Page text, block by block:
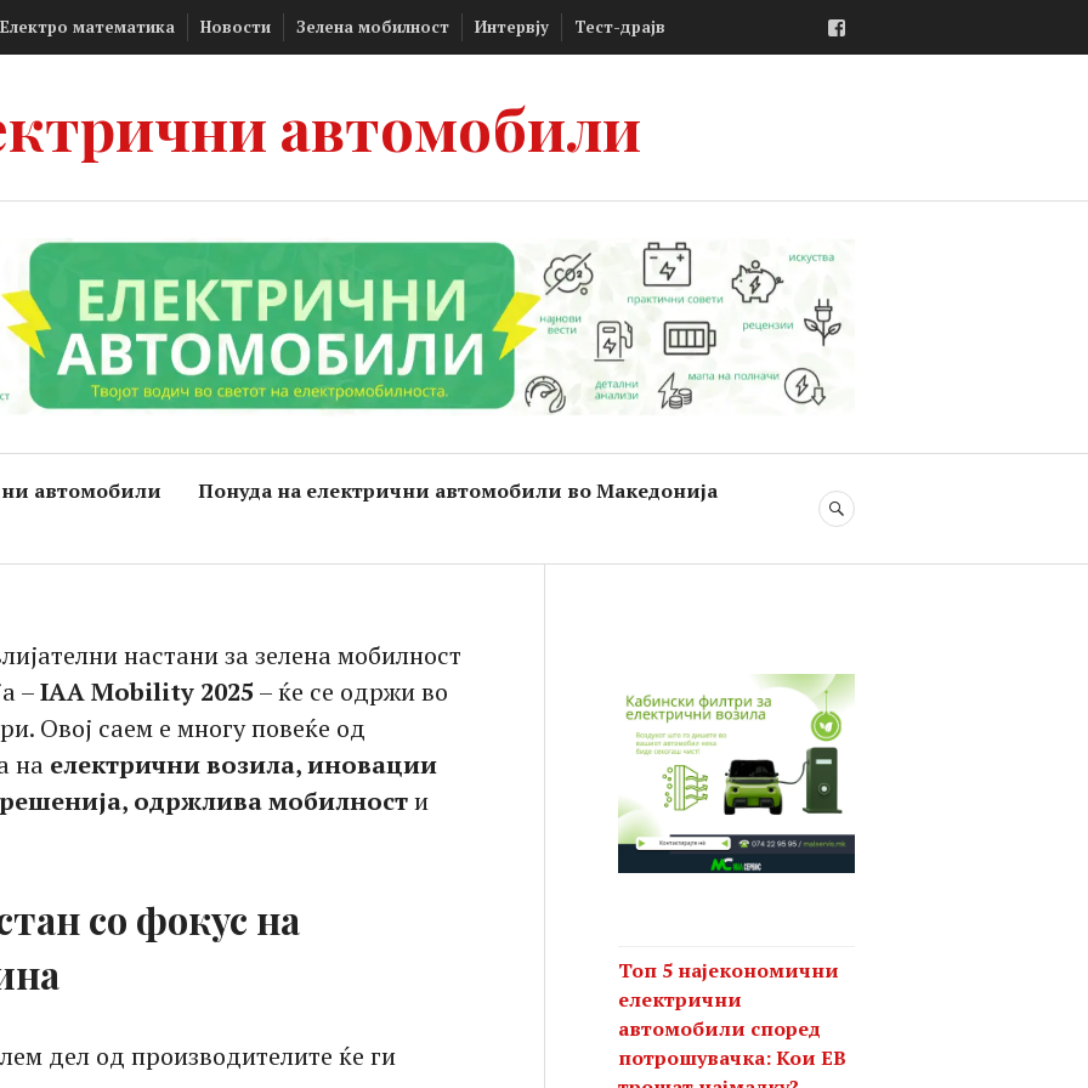
Електро математика Новости Зелена мобилност Интервју Тест-драјв
автомобили
автомобили Понуда на електрични автомобили во Македонија
SEARCH
настани за зелена мобилност
–IAA Mobility 2025 – ќе се одржи во
Овој саем е многу повеќе од
на електрични возила, иновации
одржлива мобилности
со фокус на
дел од производителите ќе ги
Топ 5 најекономични
електрични
автомобили според
потрошувачка: Кои ЕВ